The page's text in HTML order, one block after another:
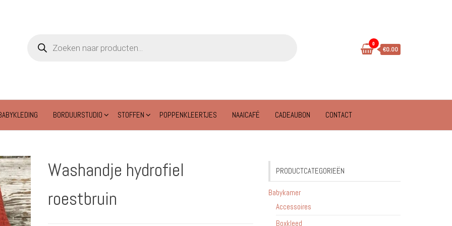
zoeken 0
€0.00
BORDUURSTUDIO STOFFEN POPPENKLEERTJES NAAICAFÉ CADEAUBON CONTACT
Washandje hydrofiel
roestbruin
PRODUCTCATEGORIEËN
Babykamer
Accessoires
Boxkleed